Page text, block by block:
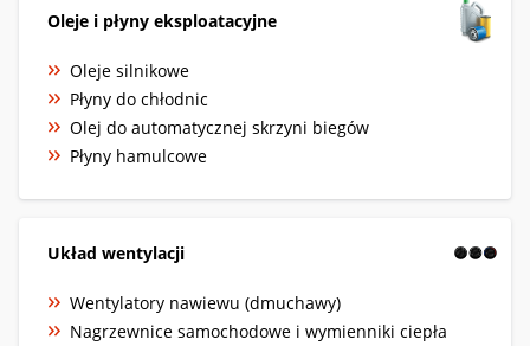
Oleje i płyny eksploatacyjne
Oleje silnikowe
Płyny do chłodnic
Olej do automatycznej skrzyni biegów
Płyny hamulcowe
Układ wentylacji
Wentylatory nawiewu (dmuchawy)
Nagrzewnice samochodowe i wymienniki ciepła